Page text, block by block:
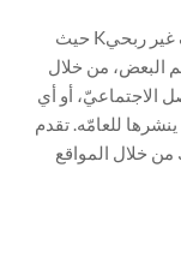
قد يكون الهدف من الموقع هدف ربحي او هدف غير ربحيK حيث
البعض، من خلال
الاجتماعيّ، أو أي
للعامّه. تقدم
خلال المواقع